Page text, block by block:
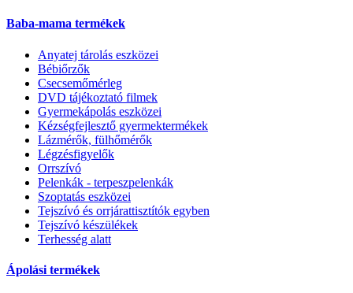
Baba-mama termékek
Anyatej tárolás eszközei
Bébiőrzők
Csecsemőmérleg
DVD tájékoztató filmek
Gyermekápolás eszközei
Kézségfejlesztő gyermektermékek
Lázmérők, fülhőmérők
Légzésfigyelők
Orrszívó
Pelenkák - terpeszpelenkák
Szoptatás eszközei
Tejszívó és orrjárattisztítók egyben
Tejszívó készülékek
Terhesség alatt
Ápolási termékek